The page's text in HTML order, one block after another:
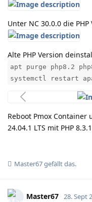
Unter NC 30.0.0 die
Alte PHP Version
apt purge php8.2
systemctl restart
Reboot Pmox
24.04.1 LTS mit PHP
Master67gefällt das.
Master67 28. Sept